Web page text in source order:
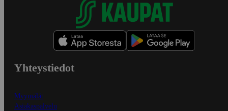
Yhteystiedot
Myymälät
Asiakaspalvelu